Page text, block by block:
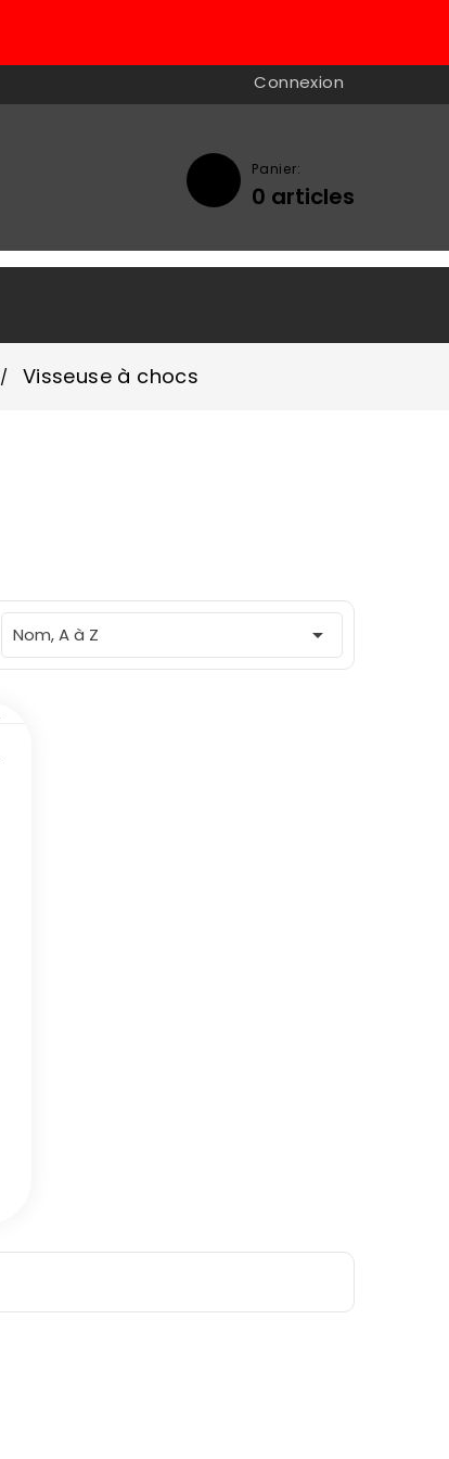
Connexion
Panier:
0 articles
Visseuse à chocs
Nom, A à Z 